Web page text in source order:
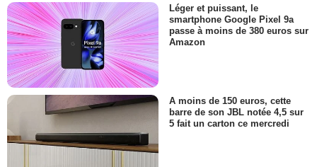
Léger et puissant, le
smartphone Google Pixel 9a
passe à moins de 380 euros sur
Amazon
A moins de 150 euros, cette
barre de son JBL notée 4,5 sur
5 fait un carton ce mercredi